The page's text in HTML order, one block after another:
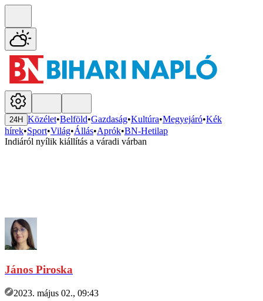
24H Közélet•Belföld•Gazdaság•Kultúra•Megyejáró•Kék
hírek•Sport•Világ•Állás•Aprók•BN-Hetilap
Indiáról nyílik kiállítás a váradi várban
János Piroska
2023. május 02., 09:43